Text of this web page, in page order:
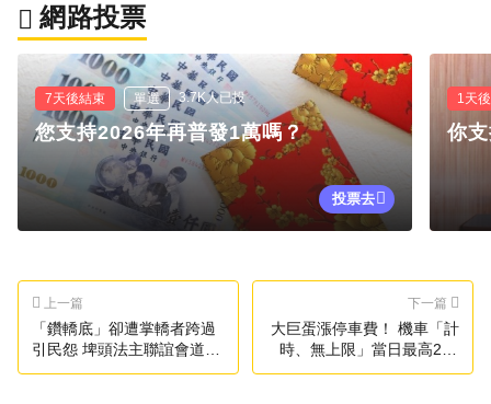
網路投票
7天後結束 單選 3.7K人已投
您支持2026年再普發1萬嗎？
投票去
1天
你
上一篇
「鑽轎底」卻遭掌轎者跨過
引民怨 埤頭法主聯誼會道歉
了
下一篇
大巨蛋漲停車費！ 機車「計
時、無上限」當日最高240
元